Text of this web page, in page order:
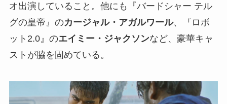
オ出演していること。他にも『バードシャー テル
グの皇帝』のカージャル・アガルワール、『ロボ
ット2.0』のエイミー・ジャクソンなど、豪華キャ
ストが脇を固めている。